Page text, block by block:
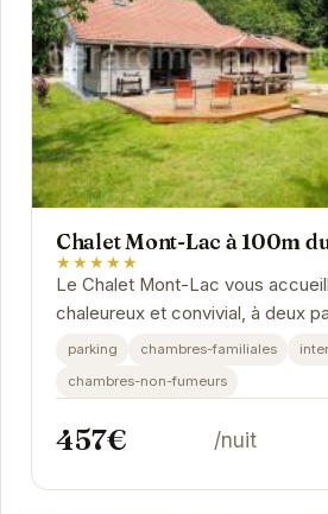
Chalet Mont-Lac à 100m
★★★★★
Le Chalet Mont-Lac vous
chaleureux et convivial, à deux
Gérardmer et à proximité des
parking chambres-familiales
chambres-non-fumeurs
457€ /nuit